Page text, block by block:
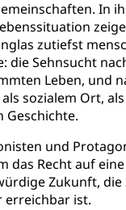
In
zutiefst
die Sehnsucht
Leben, und
sozialem Ort,
Geschichte.
und
das Recht auf eine
Zukunft, die
erreichbar ist.